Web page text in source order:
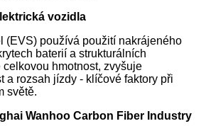
vozidla
(EVS) používá použití nakrájeného
baterií a strukturálních
hmotnost, zvyšuje
a rozsah jízdy - klíčové faktory při
světě.
Wanhoo Carbon Fiber Industry